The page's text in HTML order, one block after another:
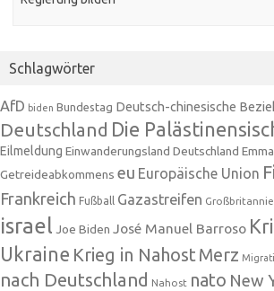
Schlagwörter
AfD biden Bundestag Deutsch-chinesische
Deutschland Die
Eilmeldung Einwanderungsland Deutschland
Getreideabkommens eu Europäische Union
Frankreich Fußball Gazastreifen
israel Joe Biden José Manuel Barroso
Ukraine Krieg in NahostMerz
nach Deutschland Nahost nato New